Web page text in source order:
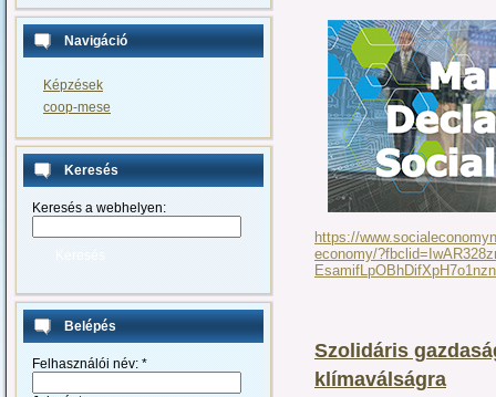
Navigáció
Képzések
coop-mese
Keresés
Keresés a webhelyen:
Belépés
Felhasználói név: *
https://
economy/
Szolidáris
klímaválságra